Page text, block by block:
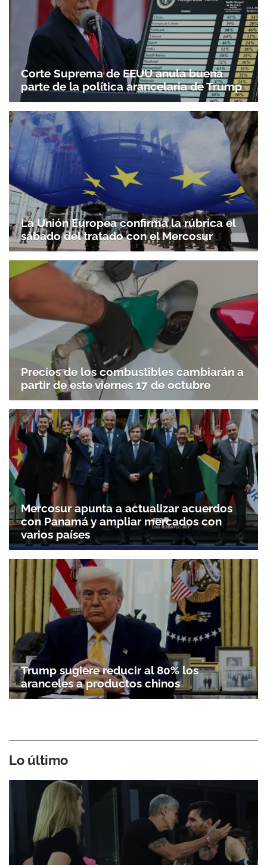
Corte Suprema de EEUU anula buena
parte de la política arancelaria de Trump
La Unión Europea confirma la rúbrica el
sábado del tratado con el Mercosur
Precios de los combustibles cambiarán a
partir de este viernes 17 de octubre
Mercosur apunta a actualizar acuerdos
con Panamá y ampliar mercados con
varios países
Trump sugiere reducir al 80% los
aranceles a productos chinos
Lo último